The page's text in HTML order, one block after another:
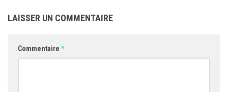
LAISSER UN COMMENTAIRE
Commentaire *